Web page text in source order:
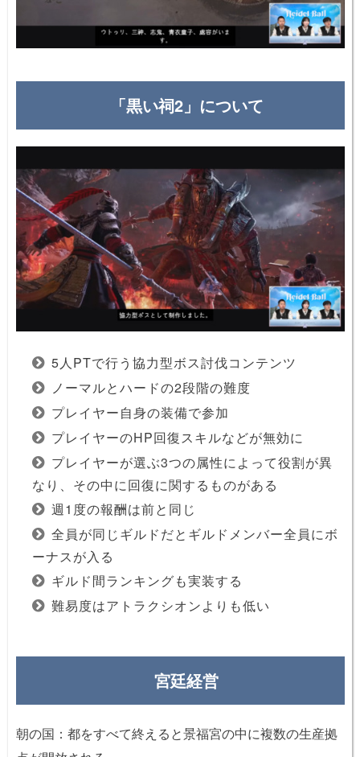
「黒い祠2」について
5人PTで行う協力型ボス討伐コンテンツ
ノーマルとハードの2段階の難度
プレイヤー自身の装備で参加
プレイヤーのHP回復スキルなどが無効に
プレイヤーが選ぶ3つの属性によって役割が異
なり、その中に回復に関するものがある
週1度の報酬は前と同じ
全員が同じギルドだとギルドメンバー全員にボ
ーナスが入る
ギルド間ランキングも実装する
難易度はアトラクシオンよりも低い
宮廷経営
朝の国：都をすべて終えると景福宮の中に複数の生産拠